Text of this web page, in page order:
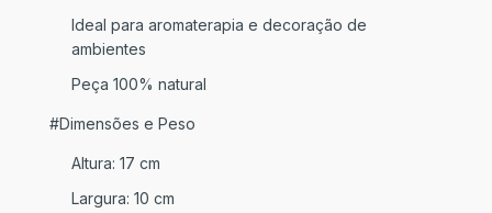
Ideal para aromaterapia e decoração de
ambientes
Peça 100% natural
#Dimensões e Peso
Altura: 17 cm
Largura: 10 cm